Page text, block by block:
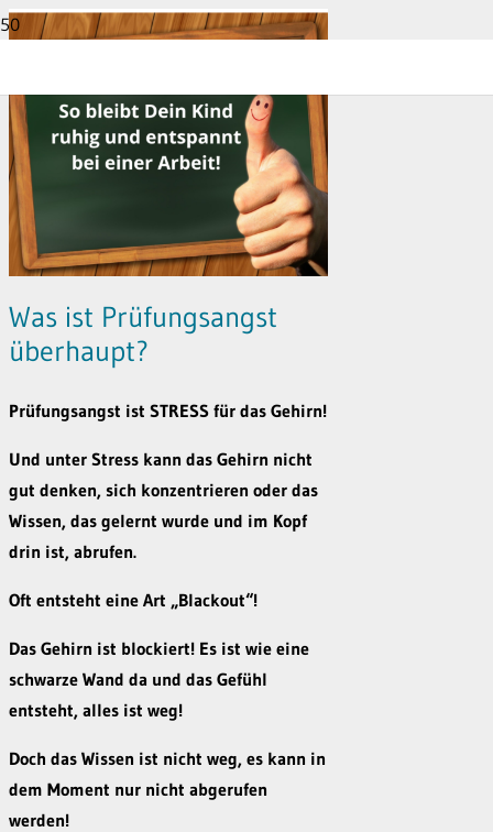
Was ist Prüfungsangst
überhaupt?
Prüfungsangst ist STRESS für das Gehirn!
Und unter Stress kann das Gehirn nicht
gut denken, sich konzentrieren oder das
Wissen, das gelernt wurde und im Kopf
drin ist, abrufen.
Oft entsteht eine Art „Blackout“!
Das Gehirn ist blockiert! Es ist wie eine
schwarze Wand da und das Gefühl
entsteht, alles ist weg!
Doch das Wissen ist nicht weg, es kann in
dem Moment nur nicht abgerufen
werden!